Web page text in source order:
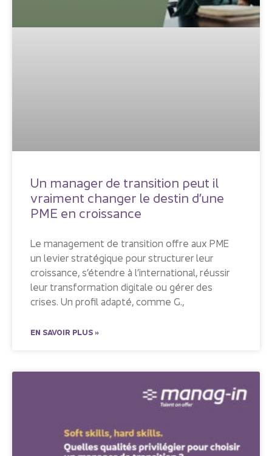
Un manager de transition peut il
vraiment changer le destin d’une
PME en croissance
Le management de transition offre aux PME
un levier stratégique pour structurer leur
croissance, s’étendre à l’international, réussir
leur transformation digitale ou gérer des
crises. Un profil adapté, comme G.,
EN SAVOIR PLUS »